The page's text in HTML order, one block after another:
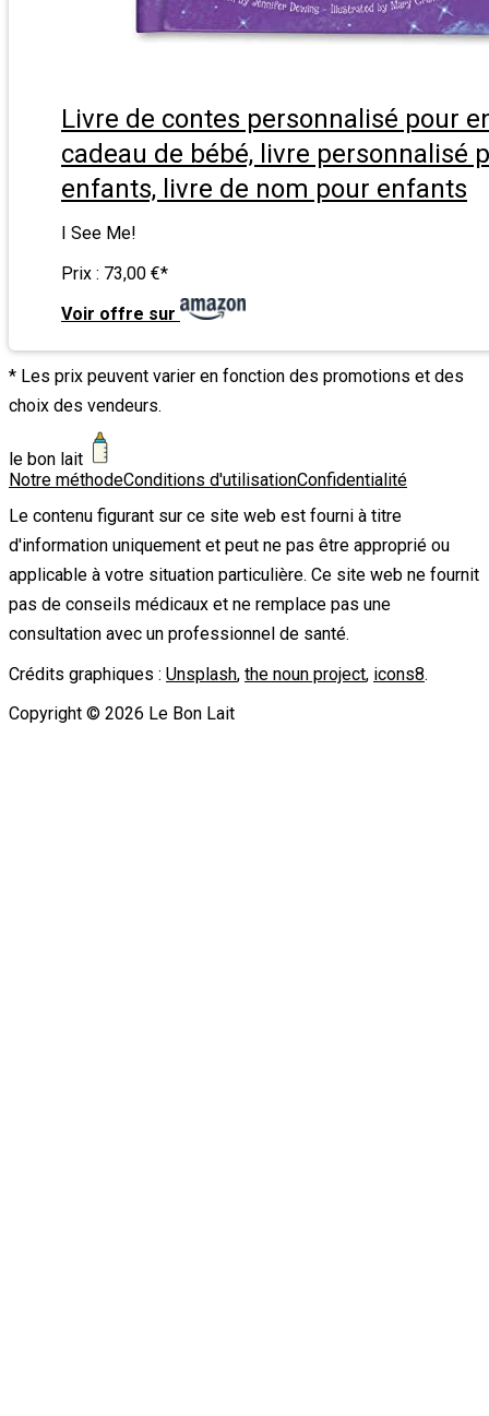
Livre de contes personnalisé pour
cadeau de bébé, livre personnalisé
enfants, livre de nom pour enfants
I See Me!
Prix : 73,00 €*
Voir offre sur
* Les prix peuvent varier en fonction des promotions et des
choix des vendeurs.
le bon lait
Notre méthodeConditions d'utilisationConfidentialité
Le contenu figurant sur ce site web est fourni à titre
d'information uniquement et peut ne pas être approprié ou
applicable à votre situation particulière. Ce site web ne fournit
pas de conseils médicaux et ne remplace pas une
consultation avec un professionnel de santé.
Crédits graphiques : Unsplash, the noun project, icons8.
Copyright © 2026 Le Bon Lait